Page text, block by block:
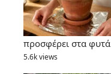
προσφέρει στα φυτά
5.6k views